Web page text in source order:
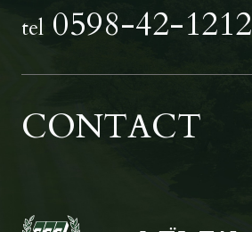
tel 0598-42-1212
CONTACT